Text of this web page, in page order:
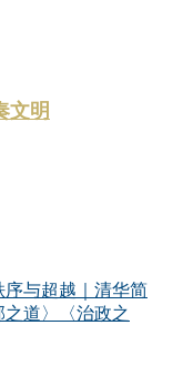
文明
序与超越｜清华简
之道〉〈治政之